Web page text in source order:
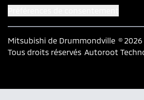
Mitsubishi de Drummondville © 2026
Tous droits réservés Autoroot